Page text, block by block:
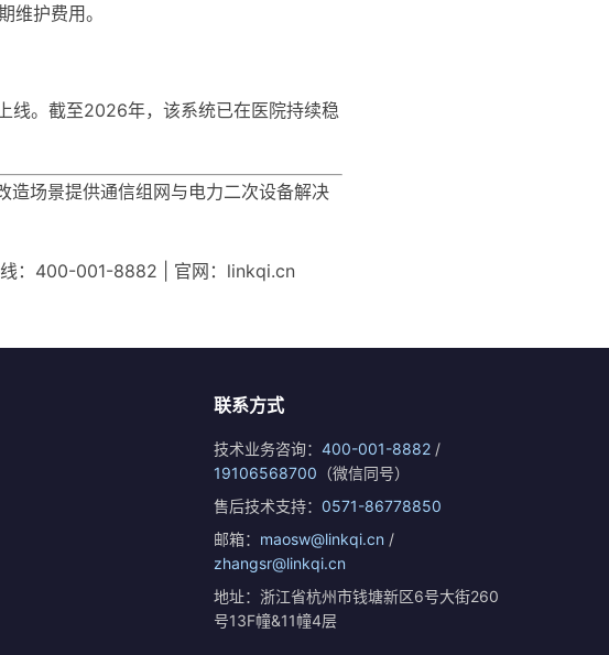
维护费用。
线。截至2026年，该系统已在医院持续稳
造场景提供通信组网与电力二次设备解决
：400-001-8882 | 官网：linkqi.cn
联系方式
技术业务咨询： 400-001-8882/
19106568700 （微信同号）
售后技术支持： 0571-86778850
邮箱： maosw@linkqi.cn /
zhangsr@linkqi.cn
地址：浙江省杭州市钱塘新区6号大街260
号13F幢&11幢4层